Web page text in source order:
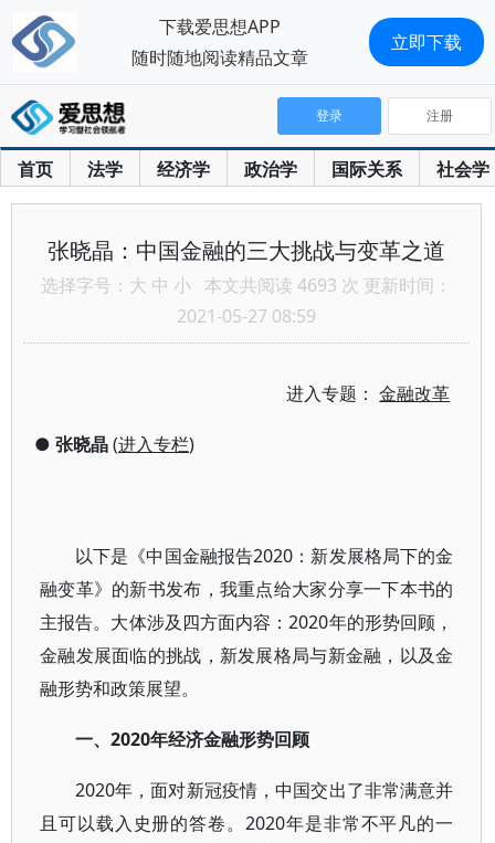
首页 法学 经济学 政治学 国际关系 社会学
登录 注册
张晓晶：中国金融的三大挑战与变革之道
选择字号： 大 中 小 本文共阅读 4693 次 更新时间：
2021-05-27 08:59
进入专题：金融改革
● 张晓晶(进入专栏)
以下是《中国金融报告2020：新发展格局下的金
融变革》的新书发布，我重点给大家分享一下本书的
主报告。大体涉及四方面内容：2020年的形势回顾，
金融发展面临的挑战，新发展格局与新金融，以及金
融形势和政策展望。
一、2020年经济金融形势回顾
2020年，面对新冠疫情，中国交出了非常满意并
且可以载入史册的答卷。2020年是非常不平凡的一
下载爱思想APP
随时随地阅读精品文章
立即下载